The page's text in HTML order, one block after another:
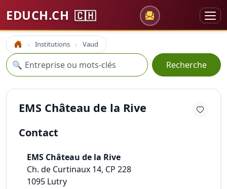
EDUCH.CH 🇨🇭
Accueil Institutions Vaud
Recherche
🔍 Recherche
EMS Château de la Rive
Contact
EMS Château de la Rive
Ch. de Curtinaux 14, CP 228
1095 Lutry